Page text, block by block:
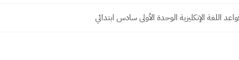
اللغة الإنكليزية الوحدة الأولى سادس ابتدائي